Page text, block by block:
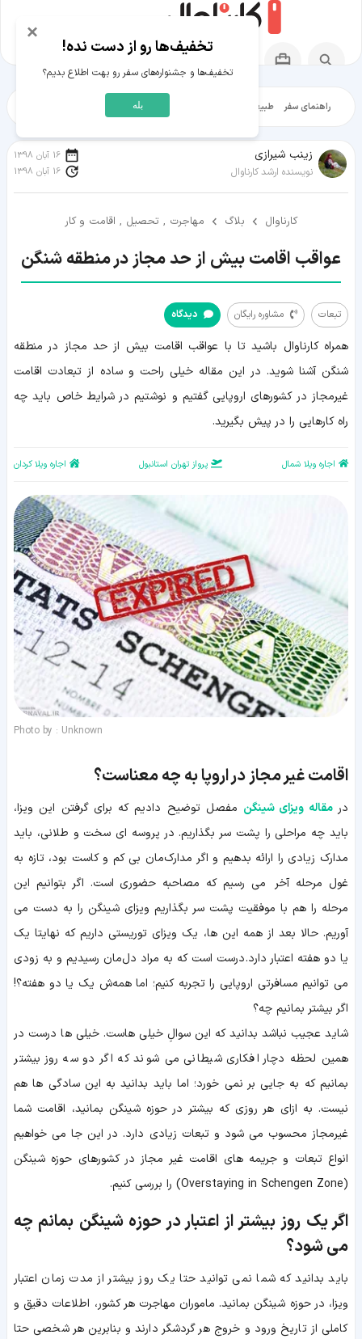
راهنمای سفر طبیعت‌گردی شهرگردی
زينب شيرازی
نویسنده ارشد کارناوال
16 آبان 1398
16 آبان 1398
کارناوال بلاگ مهاجرت , تحصیل , اقامت و کار
عواقب اقامت بیش از حد مجاز در منطقه شنگن
تبعات مشاوره رایگان
دیدگاه
تبعات
مشاوره
رایگان
همراه کارناوال باشید تا با عواقب اقامت بیش از حد مجاز در منطقه
شنگن آشنا شوید. در این مقاله خیلی راحت و ساده از تبعادت اقامت
غیرمجاز در کشورهای اروپایی گفتیم و نوشتیم در شرایط خاص باید چه
راه کارهایی را در پیش بگیرید.
اجاره ویلا شمال پرواز تهران استانبول اجاره ویلا کردان
Photo by : Unknown
اقامت غیر مجاز در اروپا به چه معناست؟
درمقاله ویزای شینگن مفصل توضیح دادیم که برای گرفتن این ویزا،
باید چه مراحلی را پشت سر بگذاریم. در پروسه ای سخت و طلانی، باید
مدارک زیادی را ارائه بدهیم و اگر مدارک‌مان بی کم و کاست بود، تازه به
غول مرحله آخر می رسیم که مصاحبه حضوری است. اگر بتوانیم این
مرحله را هم با موفقیت پشت سر بگذاریم ویزای شینگن را به دست می
آوریم. حالا بعد از همه این ها، یک ویزای توریستی داریم که نهایتا یک
یا دو هفته اعتبار دارد. درست است که به مراد دل‌مان رسیدیم و به زودی
می توانیم مسافرتی اروپایی را تجربه کنیم؛ اما همه‌ش یک یا دو هفته؟!
اگر بیشتر بمانیم چه؟
شاید عجیب نباشد بدانید که این سوالِ خیلی هاست. خیلی ها درست در
همین لحظه دچار افکاری شیطانی می شوند که اگر دو سه روز بیشتر
بمانیم که به جایی بر نمی خورد؛ اما باید بدانید به این سادگی ها هم
نیست. به ازای هر روزی که بیشتر در حوزه شینگن بمانید، اقامت شما
غیرمجاز محسوب می شود و تبعات زیادی دارد. در این جا می خواهیم
انواع تبعات و جریمه های اقامت غیر مجاز در کشورهای حوزه شینگن
(Overstaying in Schengen Zone) را بررسی کنیم.
اگر یک روز بیشتر از اعتبار در حوزه شینگن بمانم چه
می شود؟
باید بدانید که شما نمی توانید حتا یک روز بیشتر از مدت زمان اعتبار
ویزا، در حوزه شینگن بمانید. ماموران مهاجرت هر کشور، اطلاعات دقیق و
کاملی از تاریخ ورود و خروج هر گردشگر دارند و بنابرین هر شخصی حتا
×
تخفیف‌ها رو از دست نده!
تخفیف‌ها و جشنواره‌های سفر رو بهت اطلاع بدیم؟
بله